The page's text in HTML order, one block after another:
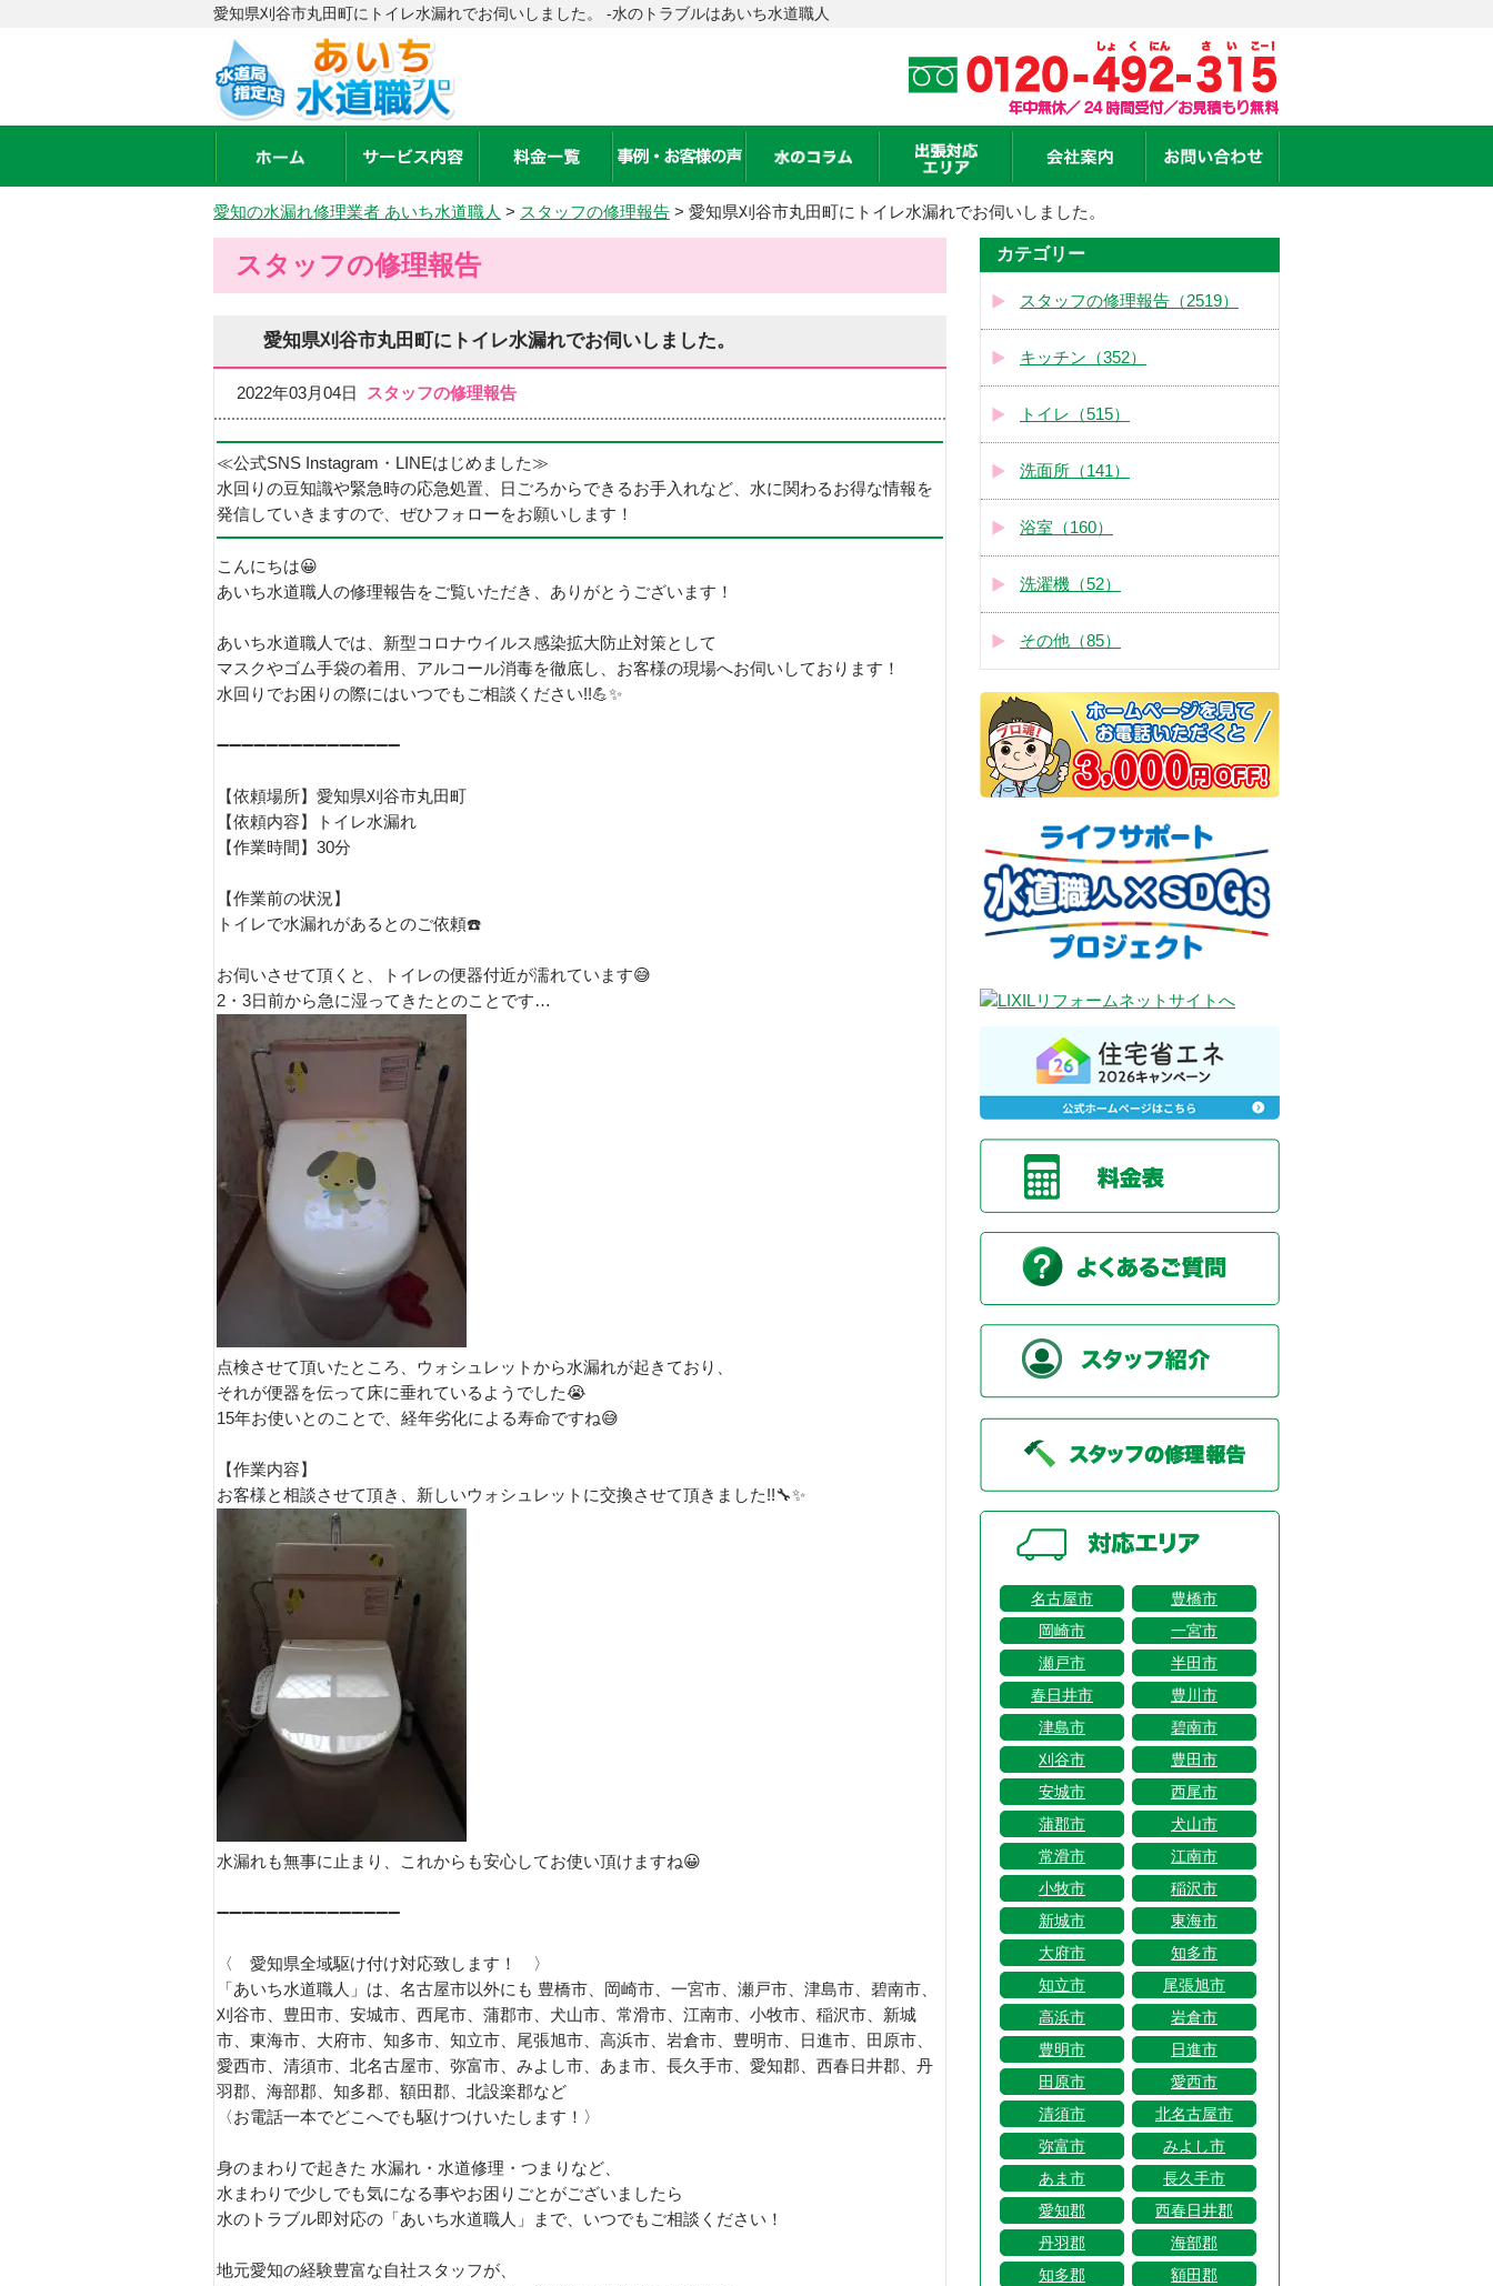
愛知県刈谷市丸田町にトイレ水漏れでお伺いしました。 -水のトラブルはあいち水道職人
愛知の水漏れ修理業者 あいち水道職人 > スタッフの修理報告 > 愛知県刈谷市丸田町にトイレ水漏れでお伺いしました。
スタッフの修理報告
愛知県刈谷市丸田町にトイレ水漏れでお伺いしました。
2022年03月04日 スタッフの修理報告
≪公式SNS Instagram・LINEはじめました≫
水回りの豆知識や緊急時の応急処置、日ごろからできるお手入れなど、水に関わるお得な情報を
発信していきますので、ぜひフォローをお願いします！
こんにちは😀
あいち水道職人の修理報告をご覧いただき、ありがとうございます！
あいち水道職人では、新型コロナウイルス感染拡大防止対策として
マスクやゴム手袋の着用、アルコール消毒を徹底し、お客様の現場へお伺いしております！
水回りでお困りの際にはいつでもご相談ください!!💪✨
➖➖➖➖➖➖➖➖➖➖➖➖➖➖➖
【依頼場所】愛知県刈谷市丸田町
【依頼内容】トイレ水漏れ
【作業時間】30分
【作業前の状況】
トイレで水漏れがあるとのご依頼☎️
お伺いさせて頂くと、トイレの便器付近が濡れています😅
2・3日前から急に湿ってきたとのことです…
点検させて頂いたところ、ウォシュレットから水漏れが起きており、
それが便器を伝って床に垂れているようでした😭
15年お使いとのことで、経年劣化による寿命ですね😅
【作業内容】
お客様と相談させて頂き、新しいウォシュレットに交換させて頂きました!!🔧✨
水漏れも無事に止まり、これからも安心してお使い頂けますね😀
➖➖➖➖➖➖➖➖➖➖➖➖➖➖➖
〈 愛知県全域駆け付け対応致します！ 〉
「あいち水道職人」は、名古屋市以外にも 豊橋市、岡崎市、一宮市、瀬戸市、津島市、碧南市、
刈谷市、豊田市、安城市、西尾市、蒲郡市、犬山市、常滑市、江南市、小牧市、稲沢市、新城
市、東海市、大府市、知多市、知立市、尾張旭市、高浜市、岩倉市、豊明市、日進市、田原市、
愛西市、清須市、北名古屋市、弥富市、みよし市、あま市、長久手市、愛知郡、西春日井郡、丹
羽郡、海部郡、知多郡、額田郡、北設楽郡など
〈お電話一本でどこへでも駆けつけいたします！〉
身のまわりで起きた 水漏れ・水道修理・つまりなど、
水まわりで少しでも気になる事やお困りごとがございましたら
水のトラブル即対応の「あいち水道職人」まで、いつでもご相談ください！
地元愛知の経験豊富な自社スタッフが、
カテゴリー
スタッフの修理報告（2519）
キッチン（352）
トイレ（515）
洗面所（141）
浴室（160）
洗濯機（52）
その他（85）
名古屋市
豊橋市
岡崎市
一宮市
瀬戸市
半田市
春日井市
豊川市
津島市
碧南市
刈谷市
豊田市
安城市
西尾市
蒲郡市
犬山市
常滑市
江南市
小牧市
稲沢市
新城市
東海市
大府市
知多市
知立市
尾張旭市
高浜市
岩倉市
豊明市
日進市
田原市
愛西市
清須市
北名古屋市
弥富市
みよし市
あま市
長久手市
愛知郡
西春日井郡
丹羽郡
海部郡
知多郡
額田郡